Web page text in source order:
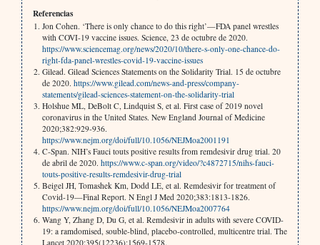
Referencias
Jon Cohen. ‘There is only chance to do this right’—FDA panel wrestles
with COVI-19 vaccine issues. Science, 23 de octubre de 2020.
https://www.sciencemag.org/news/2020/10/there-s-only-one-chance-do-
right-fda-panel-wrestles-covid-19-vaccine-issues
Gilead. Gilead Sciences Statements on the Solidarity Trial. 15 de octubre
de 2020. https://www.gilead.com/news-and-press/company-
statements/gilead-sciences-statement-on-the-solidarity-trial
Holshue ML, DeBolt C, Lindquist S, et al. First case of 2019 novel
coronavirus in the United States. New England Journal of Medicine
2020;382:929-936.
https://www.nejm.org/doi/full/10.1056/NEJMoa2001191
C-Span. NIH’s Fauci touts positive results from remdesivir drug trial. 20
de abril de 2020. https://www.c-span.org/video/?c4872715/nihs-fauci-
touts-positive-results-remdesivir-drug-trial
Beigel JH, Tomashek Km, Dodd LE, et al. Remdesivir for treatment of
Covid-19—Final Report. N Engl J Med 2020;383:1813-1826.
https://www.nejm.org/doi/full/10.1056/NEJMoa2007764
Wang Y, Zhang D, Du G, et al. Remdesivir in adults with severe COVID-
19: a ramdomised, souble-blind, placebo-controlled, multicentre trial. The
Lancet 2020;395(12236):1569-1578.